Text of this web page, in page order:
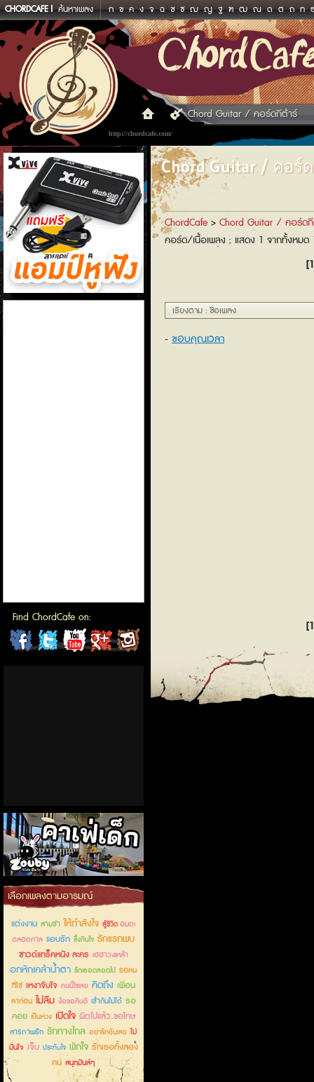
CHORDCAFE ค้นหาเพลง ก ข ค ง จ ฉ ช ซ ฌ ญ ฐ ฑ ฒ ณ ด ต ถ ท
http://chordcafe.com/
Chord Guitar / คอร์ดกีต้าร์
แอมป์หูฟัง
Find ChordCafe on:
ChordCafeChordCafeChordCafeChordCafe
คาเฟ่เด็กลำลูกกา
เลือกเพลงตามอารมณ์
แต่งงาน สามช่า ให้กำลังใจ สู้ชีวิตอมตะ
ตลอดกาล แอบรัก ซึ้งกินใจ รักแรกพบ
ซาวด์แทร็คหนัง ละคร เฮฮาวงเหล้า
อกหักเคล้าน้ำตา รักเธอตลอดไป รอคน
ที่ใช่ เหงาจับใจ คนนี้ใช่เลย คิดถึง เพื่อน
ลาก่อน ไม่ลืม ง้อขอคืนดี เข้ากันไม่ได้ รอ
คอย เป็นห่วง เปิดใจ ผิดไปแล้ว..ขอโทษ
สารภาพรัก รักทางไกล อย่ารักฉันเลย ไม่
มั่นใจ เจ็บ ประทับใจ พักใจ รักเธอทั้งสอง
คน สนุกมันส์ๆ
Chord Guitar / คอร์
ChordCafe > Chord Guitar / คอร์ด
คอร์ด/เนื้อเพลง : แสดง 1 จากทั้งหมด
เรียงตาม : ชื่อเพลง
ขอบคุณเวลา